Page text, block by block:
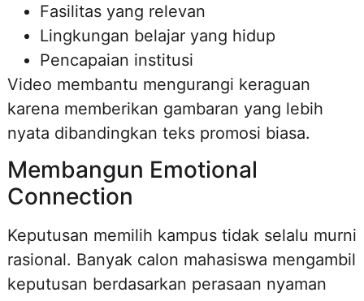
Fasilitas yang relevan
Lingkungan belajar yang hidup
Pencapaian institusi
Video membantu mengurangi keraguan
karena memberikan gambaran yang lebih
nyata dibandingkan teks promosi biasa.
Membangun Emotional
Connection
Keputusan memilih kampus tidak selalu murni
rasional. Banyak calon mahasiswa mengambil
keputusan berdasarkan perasaan nyaman